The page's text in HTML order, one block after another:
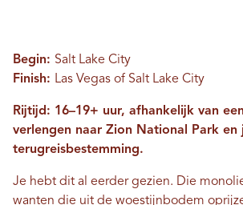
Begin: Salt Lake City
Finish: Las Vegas of Salt Lake City
Rijtijd: 16–19+ uur, afhankelijk van
verlengen naar Zion National Park en
terugreisbestemming.
Je hebt dit al eerder gezien. Die
wanten die uit de woestijnbodem